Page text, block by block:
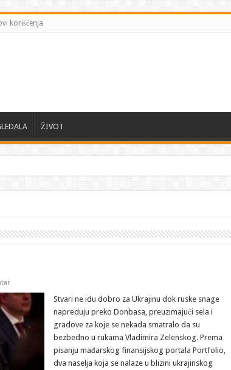
korišćenja
ŽIVOT
Stvari ne idu dobro za Ukrajinu dok ruske snage
napreduju preko Donbasa, preuzimajući sela i
gradove za koje se nekada smatralo da su
bezbedno u rukama Vladimira Zelenskog. Prema
pisanju mađarskog finansijskog portala Portfolio,
dva naselja koja se nalaze u blizini ukrajinskog